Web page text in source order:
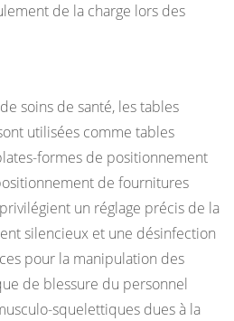
de la charge lors des
soins de santé, les tables
utilisées comme tables
formes de positionnement
de fournitures
un réglage précis de la
silencieux et une désinfection
pour la manipulation des
de blessure du personnel
squelettiques dues à la